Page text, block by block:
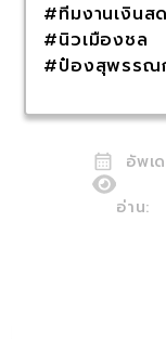
#ทีมงานเงินสด
#นิวเมืองชล
#ป๋องสุพรรณ
อัพเ
อ่าน: